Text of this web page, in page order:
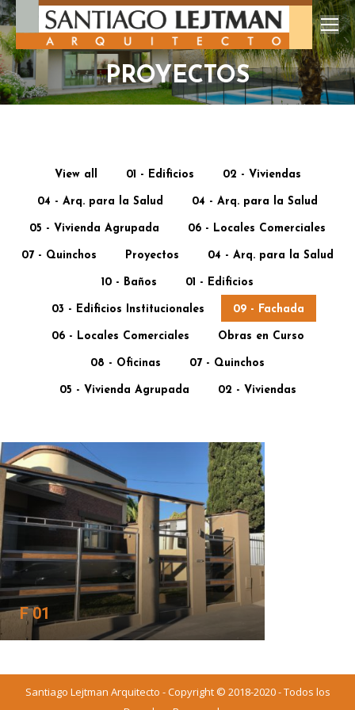
PROYECTOS
View all 01 - Edificios 02 - Viviendas
04 - Arq. para la Salud 04 - Arq. para la Salud
05 - Vivienda Agrupada 06 - Locales Comerciales
07 - Quinchos Proyectos 04 - Arq. para la Salud
10 - Baños 01 - Edificios
03 - Edificios Institucionales 09 - Fachada
06 - Locales Comerciales Obras en Curso
08 - Oficinas 07 - Quinchos
05 - Vivienda Agrupada 02 - Viviendas
F 01
Santiago Lejtman Arquitecto - Copyright © 2018-2020 - Todos los